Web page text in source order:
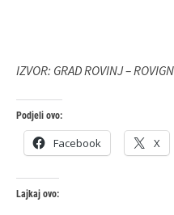
IZVOR: GRAD ROVINJ –
Podjeli ovo:
Facebook X
Lajkaj ovo: